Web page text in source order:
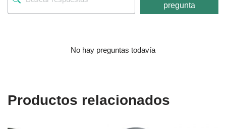
pregunta
No hay preguntas todavía
Productos relacionados